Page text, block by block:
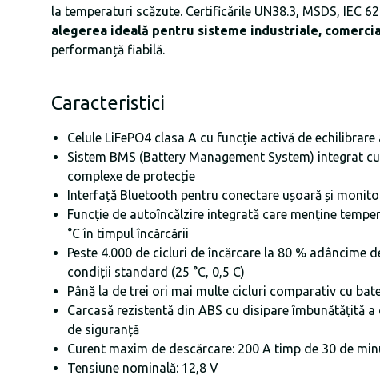
la temperaturi scăzute. Certificările UN38.3, MSDS, IEC
alegerea ideală pentru sisteme industriale,
performanță fiabilă.
Caracteristici
Celule LiFePO4 clasa A cu funcție activă de echilibrare
Sistem BMS (Battery Management System) integrat
complexe de protecție
Interfață Bluetooth pentru conectare ușoară și
Funcție de autoîncălzire integrată care menține
°C în timpul încărcării
Peste 4.000 de cicluri de încărcare la 80 % adâncime
condiții standard (25 °C, 0,5 C)
Până la de trei ori mai multe cicluri comparativ cu
Carcasă rezistentă din ABS cu disipare îmbunătățită
de siguranță
Curent maxim de descărcare: 200 A timp de 30 de
Tensiune nominală: 12,8 V